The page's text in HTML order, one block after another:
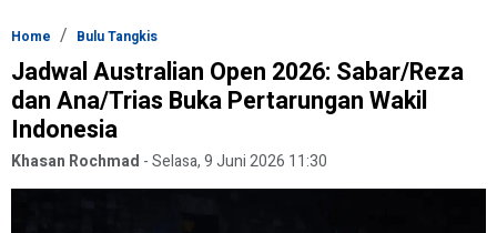
Home Bulu Tangkis
Jadwal Australian Open 2026: Sabar/Reza
dan Ana/Trias Buka Pertarungan Wakil
Indonesia
Khasan Rochmad -Selasa, 9 Juni 2026 11:30